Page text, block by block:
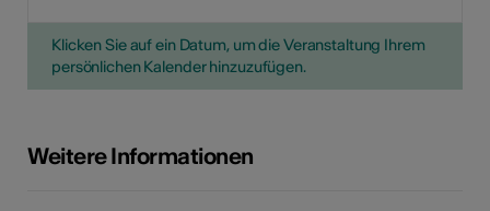
Klicken Sie auf ein Datum, um die Veranstaltung Ihrem
persönlichen Kalender hinzuzufügen.
Weitere Informationen